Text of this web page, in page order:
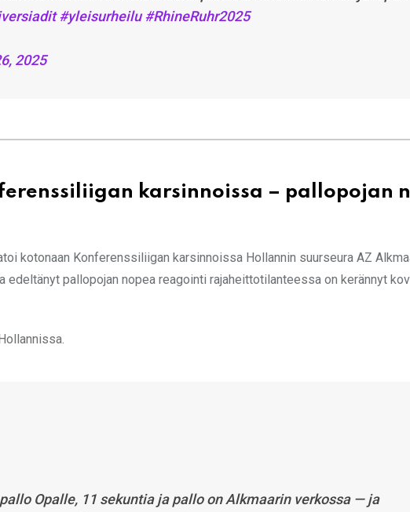
#yleisurheilu #RhineRuhr2025
2025
karsinnoissa – pallopojan
kotonaan Konferenssiliigan karsinnoissa Hollannin suurseura AZ
edeltänyt pallopojan nopea reagointi rajaheittotilanteessa on kerännyt
Opalle, 11 sekuntia ja pallo on Alkmaarin verkossa — ja